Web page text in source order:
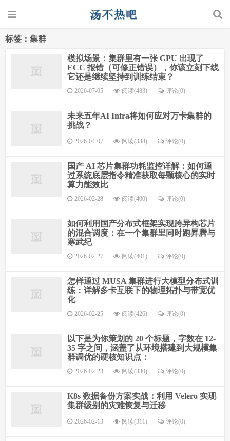
标签：集群
模拟场景：集群里有一张 GPU 出现了
ECC 报错（可修正错误），你该立刻下线
它还是继续坚持到训练结束？
2026-07-05 阅读(483) 评论(0)
未来五年AI Infra将如何应对万卡集群的
挑战？
2026-04-07 阅读(338) 评论(0)
国产 AI 芯片集群功耗监控详解：如何通
过系统底层指令精准获取每颗核心的实时
算力能效比
2026-02-28 阅读(400) 评论(0)
如何利用国产分布式框架实现跨异构芯片
的混合调度：在一个集群里同时跑昇腾与
寒武纪
2026-02-27 阅读(401) 评论(0)
怎样通过 MUSA 集群进行大模型分布式训
练：详解多卡互联下的物理拓扑与带宽优
化
2026-02-25 阅读(426) 评论(0)
以下是为你策划的 20 个标题，字数在 12-
35 字之间，涵盖了从环境搭建到大规模集
群调优的硬核知识点：
2026-02-23 阅读(330) 评论(0)
K8s 数据备份方案实战：利用 Velero 实现
集群级别的灾难恢复与迁移
2026-02-13 阅读(311) 评论(0)